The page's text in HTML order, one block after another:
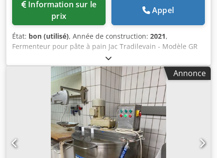
prix
Appel
État: bon (utilisé), Année de construction: 2021,
Fermenteur pour pâte à pain Jac Tradilevain - Modèle GR
1000 - Occasion - Année de fabrication : 2021 - Contrôle
électronique - État technique : bon - Capacité : environ 200
litres Dedpfxjzn Irbe Aggjkr - Enlèvement en entrepôt /
option de livraison - Prix sur demande
Annonce